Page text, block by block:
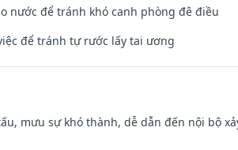
nước để tránh khó canh phòng đê điều
để tránh tự rước lấy tai ương
mưu sự khó thành, dễ dẫn đến nội bộ